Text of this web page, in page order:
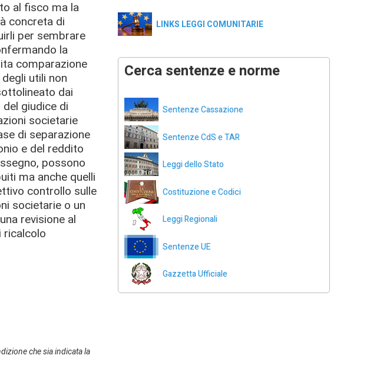
al fisco ma la
concreta di
per sembrare
la
comparazione
utili non
dai
giudice di
societarie
di separazione
e del reddito
possono
ma anche quelli
controllo sulle
societarie o un
revisione al
ricalcolo
che sia indicata la
LINKS LEGGI COMUNITARIE
Cerca sentenze e norme
Sentenze Cassazione
Sentenze CdS e TAR
Leggi dello Stato
Costituzione e Codici
Leggi Regionali
Sentenze UE
Gazzetta Ufficiale